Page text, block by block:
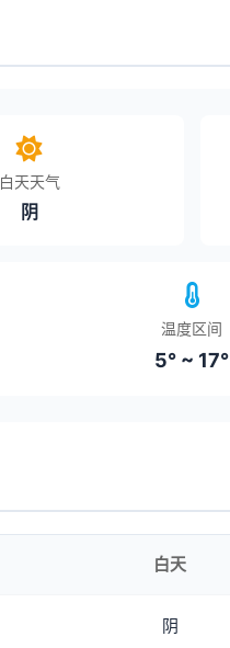
白天天气
阴
温度区间
5° ~ 17°
白天
阴